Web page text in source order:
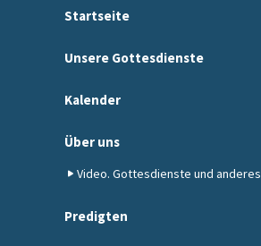
Startseite
Unsere Gottesdienste
Kalender
Über uns
Video. Gottesdienste und anderes
Predigten